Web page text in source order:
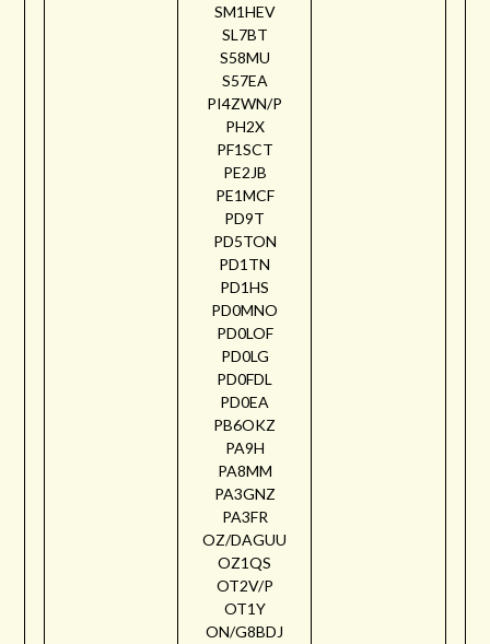
SM1HEV
SL7BT
S58MU
S57EA
PI4ZWN/P
PH2X
PF1SCT
PE2JB
PE1MCF
PD9T
PD5TON
PD1TN
PD1HS
PD0MNO
PD0LOF
PD0LG
PD0FDL
PD0EA
PB6OKZ
PA9H
PA8MM
PA3GNZ
PA3FR
OZ/DAGUU
OZ1QS
OT2V/P
OT1Y
ON/G8BDJ